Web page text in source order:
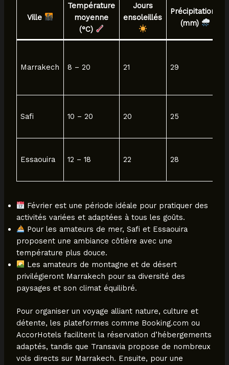
Ville
Température
moyenne
(°C)
Jours
ensoleillés
Précipitations
(mm)
Marrakech 8 – 20 21 29
Safi 10 – 20 20 25
Essaouira 12 – 18 22 28
Février est une période idéale pour pratiquer des
activités variées et adaptées à tous les goûts.
Pour les amateurs de mer, Safi et Essaouira
proposent une ambiance côtière avec une
température plus douce.
Les amateurs de montagne et de désert
privilégieront Marrakech pour sa diversité des
paysages et son climat équilibré.
Pour organiser un voyage alliant nature, culture et
détente, les plateformes comme Booking.com ou
AccorHotels facilitent la réservation d’hébergements
adaptés, tandis que Transavia propose de nombreux
vols directs sur Marrakech. Ensuite, pour une